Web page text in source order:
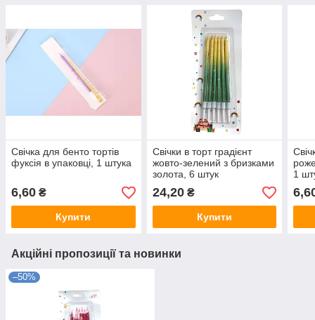
Свічка для бенто тортів
фуксія в упаковці, 1 штука
6,60 ₴
Купити
Свічки в торт градієнт
жовто-зелений з бризками
золота, 6 штук
24,20₴
Купити
1
Акційні пропозиції та новинки
–50%